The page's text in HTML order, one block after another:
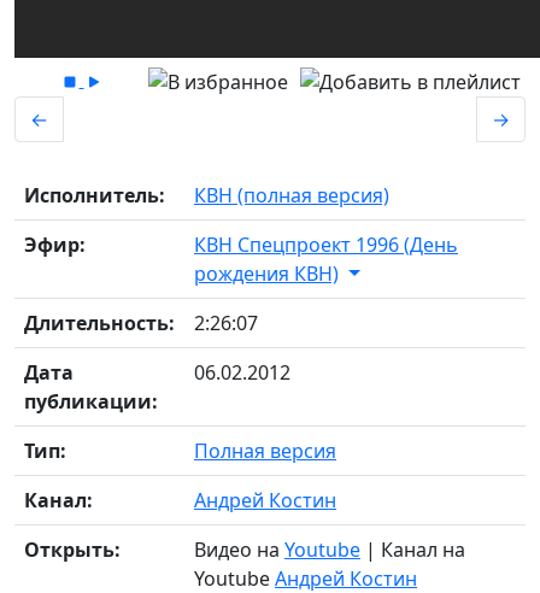
← →
Исполнитель:
КВН (полная версия)
Эфир:
КВН Спецпроект 1996 (День
рождения КВН)
Длительность:
2:26:07
Дата
публикации:
06.02.2012
Тип:
Полная версия
Канал:
Андрей Костин
Открыть:
Видео на Youtube | Канал на
YoutubeАндрей Костин